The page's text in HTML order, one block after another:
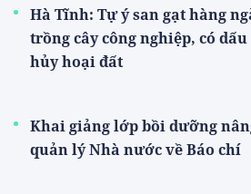
Hà Tĩnh: Tự ý san gạt hàng
trồng cây công nghiệp, có
hủy hoại đất
Khai giảng lớp bồi dưỡng
quản lý Nhà nước về Báo chí